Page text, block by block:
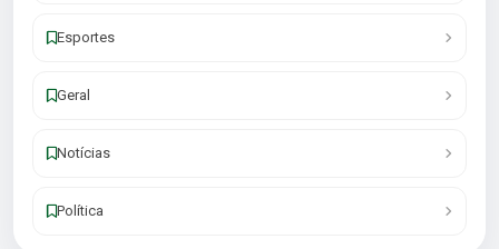
Esportes
Geral
Notícias
Política